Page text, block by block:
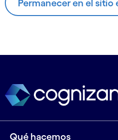
Permanecer en el sitio
Qué hacemos